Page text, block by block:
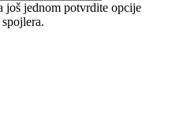
još jednom potvrdite opcije